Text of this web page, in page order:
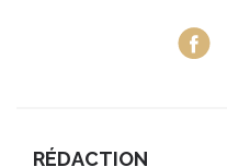
RÉDACTION